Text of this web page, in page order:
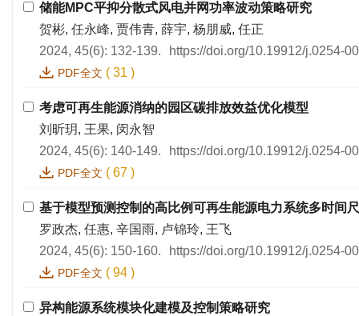
储能MPC平抑分散式风电并网功率波动策略研究
贺彬, 任永峰, 贾伟青, 薛宇, 杨朋威, 任正
2024, 45(6): 132-139.
https://doi.org/10.19912/j.0254-
PDF全文 ( 31 )
考虑可再生能源消纳的园区碳排放效益优化模型
刘昕玥, 王果, 闵永智
2024, 45(6): 140-149.
https://doi.org/10.19912/j.0254-
PDF全文 ( 67 )
基于模型预测控制的高比例可再生能源电力系统多时间
罗政杰, 任惠, 辛国雨, 卢锦玲, 王飞
2024, 45(6): 150-160.
https://doi.org/10.19912/j.0254-
PDF全文 ( 94 )
异构能源系统模块化建模及控制策略研究